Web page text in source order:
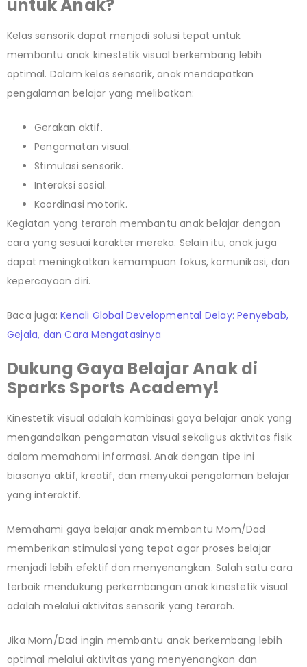
untuk Anak?
Kelas sensorik dapat menjadi solusi tepat untuk
membantu anak kinestetik visual berkembang lebih
optimal. Dalam kelas sensorik, anak mendapatkan
pengalaman belajar yang melibatkan:
Gerakan aktif.
Pengamatan visual.
Stimulasi sensorik.
Interaksi sosial.
Koordinasi motorik.
Kegiatan yang terarah membantu anak belajar dengan
cara yang sesuai karakter mereka. Selain itu, anak juga
dapat meningkatkan kemampuan fokus, komunikasi, dan
kepercayaan diri.
Baca juga:Kenali Global Developmental Delay: Penyebab,
Gejala, dan Cara Mengatasinya
Dukung Gaya Belajar Anak di
Sparks Sports Academy!
Kinestetik visual adalah kombinasi gaya belajar anak yang
mengandalkan pengamatan visual sekaligus aktivitas fisik
dalam memahami informasi. Anak dengan tipe ini
biasanya aktif, kreatif, dan menyukai pengalaman belajar
yang interaktif.
Memahami gaya belajar anak membantu Mom/Dad
memberikan stimulasi yang tepat agar proses belajar
menjadi lebih efektif dan menyenangkan. Salah satu cara
terbaik mendukung perkembangan anak kinestetik visual
adalah melalui aktivitas sensorik yang terarah.
Jika Mom/Dad ingin membantu anak berkembang lebih
optimal melalui aktivitas yang menyenangkan dan